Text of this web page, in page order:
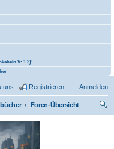
V: 1.2)!
Anmelden
Registrieren
uns
Foren-Übersicht